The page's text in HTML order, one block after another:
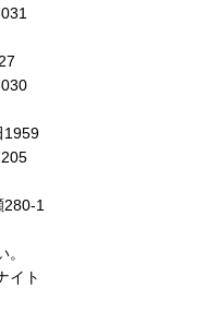
1959
280-1
イト